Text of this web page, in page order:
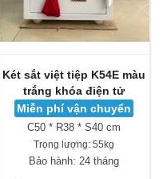
Két sắt việt tiệp K54E màu
trắng khóa điện tử
Miễn phí vận chuyển
C50 * R38 * S40 cm
Trọng lượng:55kg
Bảo hành: 24 tháng